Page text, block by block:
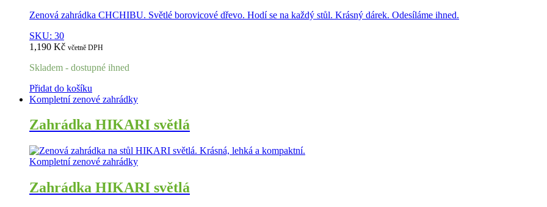
Zenová zahrádka CHCHIBU. Světlé borovicové dřevo. Hodí se na každý stůl. Krásný dárek. Odesíláme ihned.
SKU: 30
1,190 Kč včetně DPH
Skladem - dostupné ihned
Přidat do košíku
Kompletní zenové zahrádky
Zahrádka HIKARI světlá
Kompletní zenové zahrádky
Zahrádka HIKARI světlá